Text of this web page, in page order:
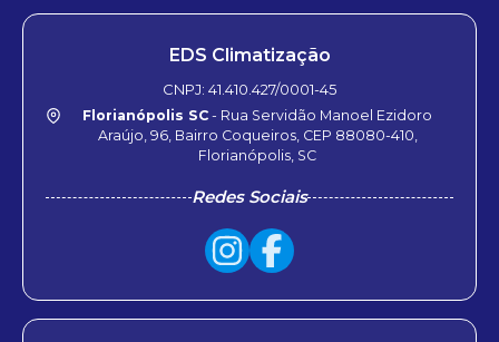
EDS Climatização
CNPJ: 41.410.427/0001-45
Florianópolis SC - Rua Servidão Manoel Ezidoro
Araújo, 96, Bairro Coqueiros, CEP 88080-410,
Florianópolis, SC
Redes Sociais